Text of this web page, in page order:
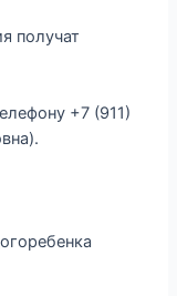
получат
+7 (911)